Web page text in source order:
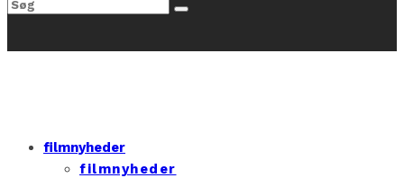
filmnyheder
filmnyheder